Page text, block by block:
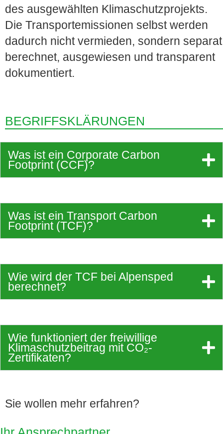
des ausgewählten Klimaschutzprojekts.
Die Transportemissionen selbst werden
dadurch nicht vermieden, sondern separat
berechnet, ausgewiesen und transparent
dokumentiert.
BEGRIFFSKLÄRUNGEN
Was ist ein Corporate Carbon
Footprint (CCF)?
Was ist ein Transport Carbon
Footprint (TCF)?
Wie wird der TCF bei Alpensped
berechnet?
Wie funktioniert der freiwillige
Klimaschutzbeitrag mit CO₂-
Zertifikaten?
Sie wollen mehr erfahren?